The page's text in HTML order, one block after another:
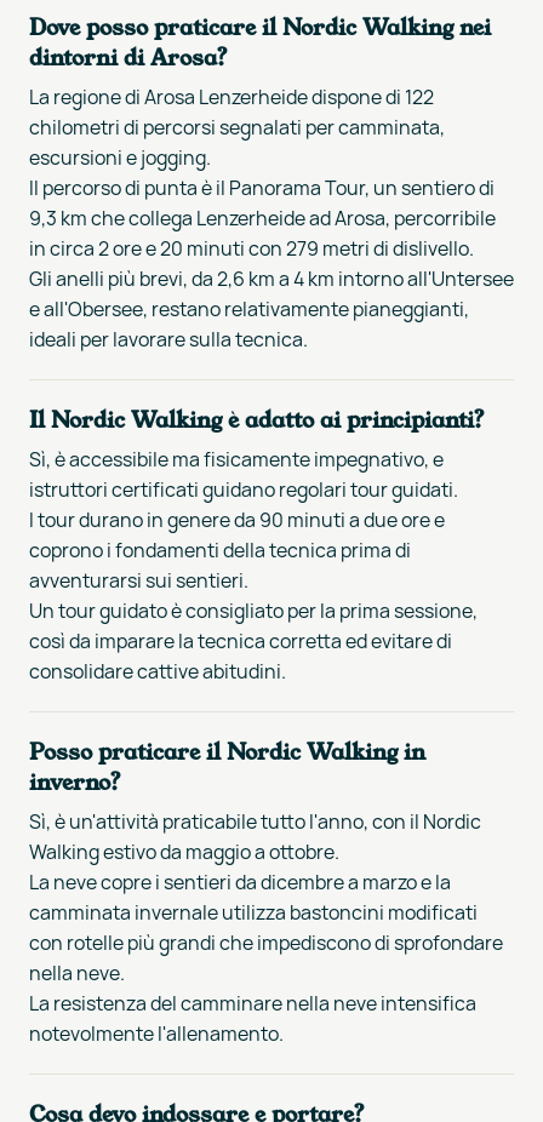
Dove posso praticare il Nordic Walking nei
dintorni di Arosa?
La regione di Arosa Lenzerheide dispone di 122
chilometri di percorsi segnalati per camminata,
escursioni e jogging.
Il percorso di punta è il Panorama Tour, un sentiero di
9,3 km che collega Lenzerheide ad Arosa, percorribile
in circa 2 ore e 20 minuti con 279 metri di dislivello.
Gli anelli più brevi, da 2,6 km a 4 km intorno all'Untersee
e all'Obersee, restano relativamente pianeggianti,
ideali per lavorare sulla tecnica.
Il Nordic Walking è adatto ai principianti?
Sì, è accessibile ma fisicamente impegnativo, e
istruttori certificati guidano regolari tour guidati.
I tour durano in genere da 90 minuti a due ore e
coprono i fondamenti della tecnica prima di
avventurarsi sui sentieri.
Un tour guidato è consigliato per la prima sessione,
così da imparare la tecnica corretta ed evitare di
consolidare cattive abitudini.
Posso praticare il Nordic Walking in
inverno?
Sì, è un'attività praticabile tutto l'anno, con il Nordic
Walking estivo da maggio a ottobre.
La neve copre i sentieri da dicembre a marzo e la
camminata invernale utilizza bastoncini modificati
con rotelle più grandi che impediscono di sprofondare
nella neve.
La resistenza del camminare nella neve intensifica
notevolmente l'allenamento.
Cosa devo indossare e portare?